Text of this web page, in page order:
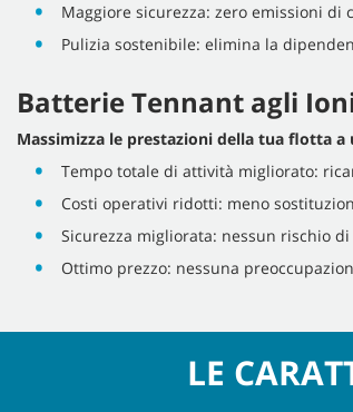
Maggiore sicurezza: zero emissioni
Pulizia sostenibile: elimina la
Batterie Tennant agli
Massimizza le prestazioni della tua flotta
Tempo totale di attività migliorato:
Costi operativi ridotti: meno
Sicurezza migliorata: nessun rischio
Ottimo prezzo: nessuna
LE